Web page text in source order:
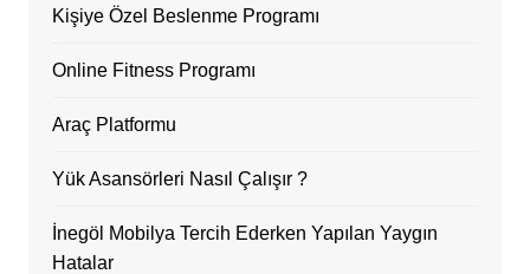
Kişiye Özel Beslenme Programı
Online Fitness Programı
Araç Platformu
Yük Asansörleri Nasıl Çalışır ?
İnegöl Mobilya Tercih Ederken Yapılan Yaygın
Hatalar